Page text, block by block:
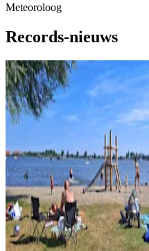
Meteoroloog
Records-nieuws